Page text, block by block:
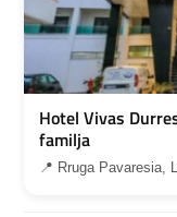
Hotel Vivas
familja
📍 Rruga Pavaresia,